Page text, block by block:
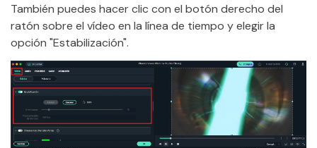
También puedes hacer clic con el botón derecho del
ratón sobre el vídeo en la línea de tiempo y elegir la
opción "Estabilización".